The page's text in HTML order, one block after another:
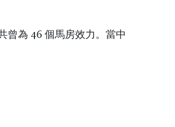
曾為 46 個馬房效力。當中